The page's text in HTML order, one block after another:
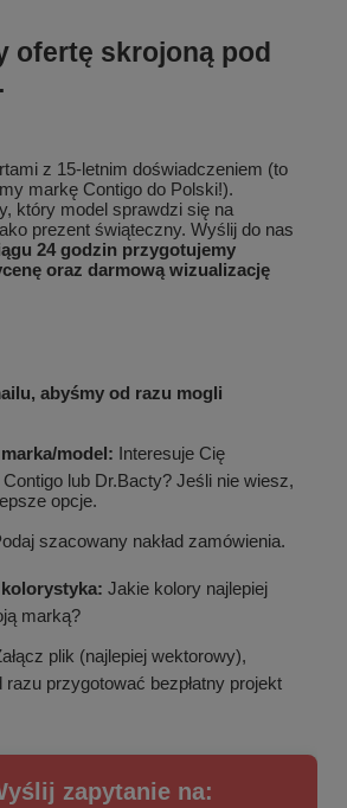
ofertę skrojoną pod
z 15-letnim doświadczeniem (to
markę Contigo do Polski!).
który model sprawdzi się na
prezent świąteczny. Wyślij do nas
24 godzin przygotujemy
oraz darmową wizualizację
abyśmy od razu mogli
model: Interesuje Cię
lub Dr.Bacty? Jeśli nie wiesz,
opcje.
szacowany nakład zamówienia.
Jakie kolory najlepiej
marką?
plik (najlepiej wektorowy),
przygotować bezpłatny projekt
zapytanie na: